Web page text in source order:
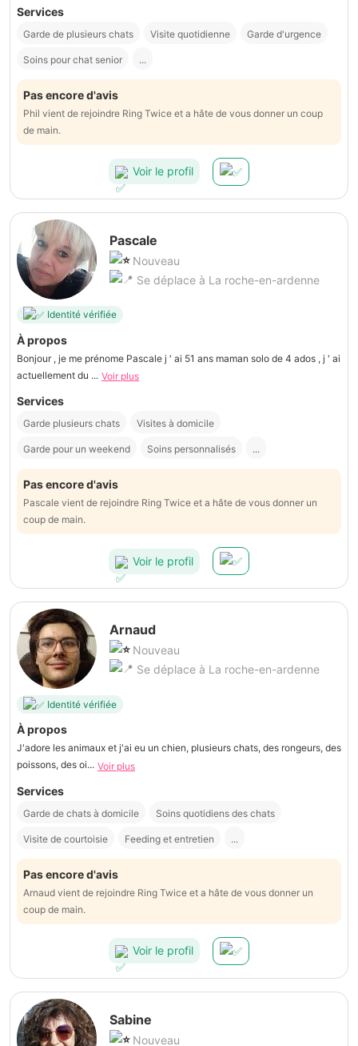
Services
Garde de plusieurs chats Visite quotidienne Garde d'urgence
Soins pour chat senior ...
Pas encore d'avis
Phil vient de rejoindre Ring Twice et a hâte de vous donner un coup
de main.
Voir le profil
Pascale
Nouveau
Se déplace à La roche-en-ardenne
Identité vérifiée
À propos
Bonjour , je me prénome Pascale j ' ai 51 ans maman solo de 4 ados , j ' ai
actuellement du ... Voir plus
Services
Garde plusieurs chats Visites à domicile
Garde pour un weekend Soins personnalisés ...
Pas encore d'avis
Pascale vient de rejoindre Ring Twice et a hâte de vous donner un
coup de main.
Voir le profil
Arnaud
Nouveau
Se déplace à La roche-en-ardenne
Identité vérifiée
À propos
J'adore les animaux et j'ai eu un chien, plusieurs chats, des rongeurs, des
poissons, des oi... Voir plus
Services
Garde de chats à domicile Soins quotidiens des chats
Visite de courtoisie Feeding et entretien ...
Pas encore d'avis
Arnaud vient de rejoindre Ring Twice et a hâte de vous donner un
coup de main.
Voir le profil
Sabine
Nouveau